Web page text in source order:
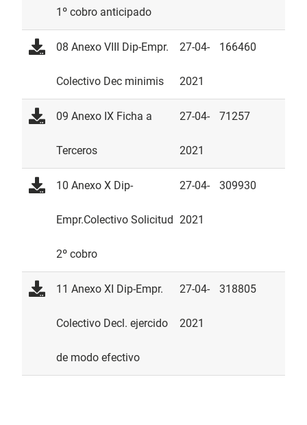
1º cobro anticipado
08 Anexo VIII Dip-Empr.
Colectivo Dec minimis
27-04-
2021
166460
09 Anexo IX Ficha a
Terceros
27-04-
2021
71257
10 Anexo X Dip-
Empr.Colectivo Solicitud
2º cobro
27-04-
2021
309930
11 Anexo XI Dip-Empr.
Colectivo Decl. ejercido
de modo efectivo
27-04-
2021
318805